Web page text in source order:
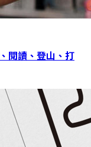
閱讀、登山、打